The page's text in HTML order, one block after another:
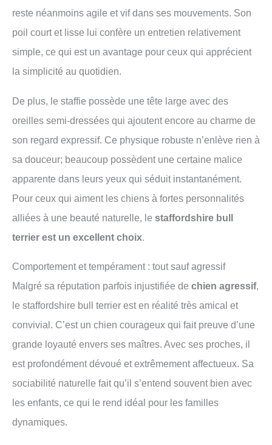
reste néanmoins agile et vif dans ses mouvements. Son
poil court et lisse lui confère un entretien relativement
simple, ce qui est un avantage pour ceux qui apprécient
la simplicité au quotidien.
De plus, le staffie possède une tête large avec des
oreilles semi-dressées qui ajoutent encore au charme de
son regard expressif. Ce physique robuste n’enlève rien à
sa douceur; beaucoup possèdent une certaine malice
apparente dans leurs yeux qui séduit instantanément.
Pour ceux qui aiment les chiens à fortes personnalités
alliées à une beauté naturelle, le staffordshire bull
terrier est un excellent choix.
Comportement et tempérament : tout sauf agressif
Malgré sa réputation parfois injustifiée de chien agressif,
le staffordshire bull terrier est en réalité très amical et
convivial. C’est un chien courageux qui fait preuve d’une
grande loyauté envers ses maîtres. Avec ses proches, il
est profondément dévoué et extrêmement affectueux. Sa
sociabilité naturelle fait qu’il s’entend souvent bien avec
les enfants, ce qui le rend idéal pour les familles
dynamiques.